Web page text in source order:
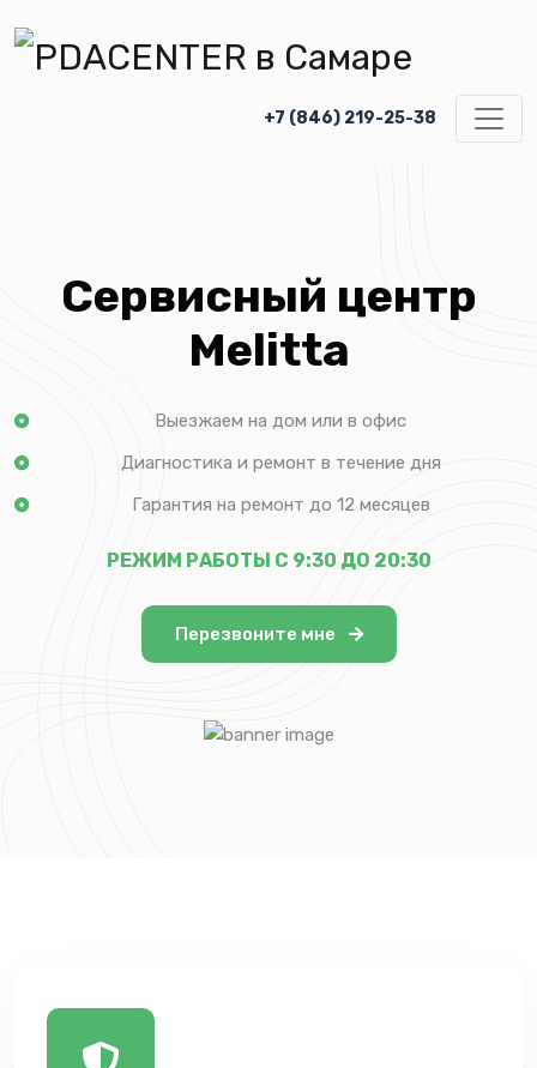
+7 (846) 219-25-38
Сервисный центр
Melitta
Выезжаем на дом или в офис
Диагностика и ремонт в течение дня
Гарантия на ремонт до 12 месяцев
РЕЖИМ РАБОТЫ С 9:30 ДО 20:30
Перезвоните мне